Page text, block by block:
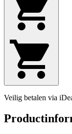
Veilig betalen via